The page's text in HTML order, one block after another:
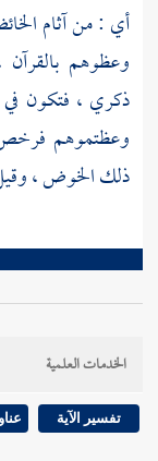
أي : من آثام
وعظوهم
ذكري ، فتكون
وعظتموهم فرخص
ذلك الخوض ،
الخدمات العلمية
تفسير الآية